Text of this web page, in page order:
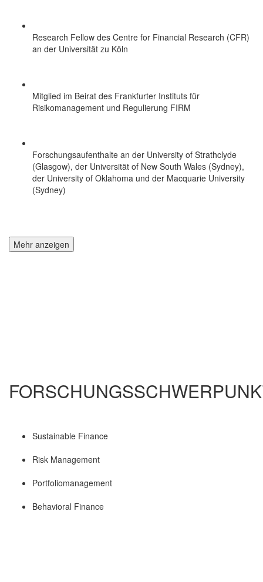
Research Fellow des Centre for Financial Research (CFR)
an der Universität zu Köln
Mitglied im Beirat des Frankfurter Instituts für
Risikomanagement und Regulierung FIRM
Forschungsaufenthalte an der University of Strathclyde
(Glasgow), der Universität of New South Wales (Sydney),
der University of Oklahoma und der Macquarie University
(Sydney)
Mehr anzeigen
Sustainable Finance
Risk Management
Portfoliomanagement
Behavioral Finance